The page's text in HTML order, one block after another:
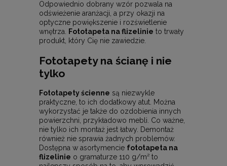
Odpowiednio dobrany wzór pozwala na
odświeżenie aranżacji, a przy okazji na
optyczne powiększenie i rozświetlenie
wnętrza.
Fototapeta na flizelinie to trwały
produkt, który Cię nie zawiedzie.
Fototapety na ścianę i nie
tylko
Fototapety ścienne są niezwykle
praktyczne, to ich dodatkowy atut. Można
wykorzystać je także do ozdobienia innych
powierzchni, przykładowo mebli. Co ważne,
nie tylko ich montaż jest łatwy. Demontaż
również nie sprawia żadnych problemów.
Dostępna w asortymencie fototapeta na
flizelinie o gramaturze 110 g/m² to